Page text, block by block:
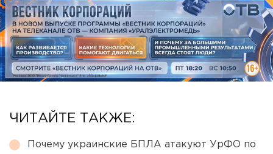
ЧИТАЙТЕ ТАКЖЕ:
Почему украинские БПЛА атакуют УрФО по